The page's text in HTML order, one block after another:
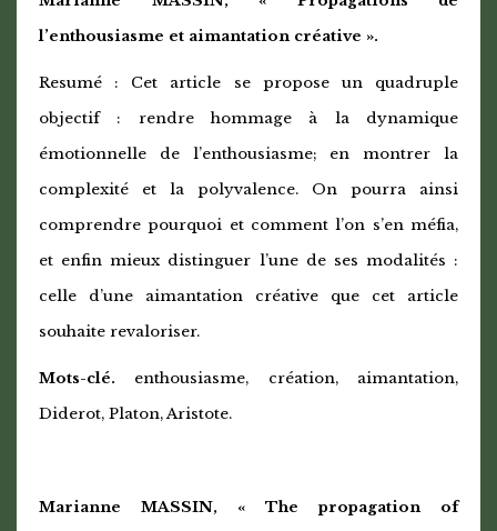
l’enthousiasme et aimantation créative ».
Resumé : Cet article se propose un quadruple
objectif : rendre hommage à la dynamique
émotionnelle de l’enthousiasme; en montrer la
complexité et la polyvalence. On pourra ainsi
comprendre pourquoi et comment l’on s’en méfia,
et enfin mieux distinguer l’une de ses modalités :
celle d’une aimantation créative que cet article
souhaite revaloriser.
Mots-clé. enthousiasme, création, aimantation,
Diderot, Platon, Aristote.
Marianne MASSIN, « The propagation of